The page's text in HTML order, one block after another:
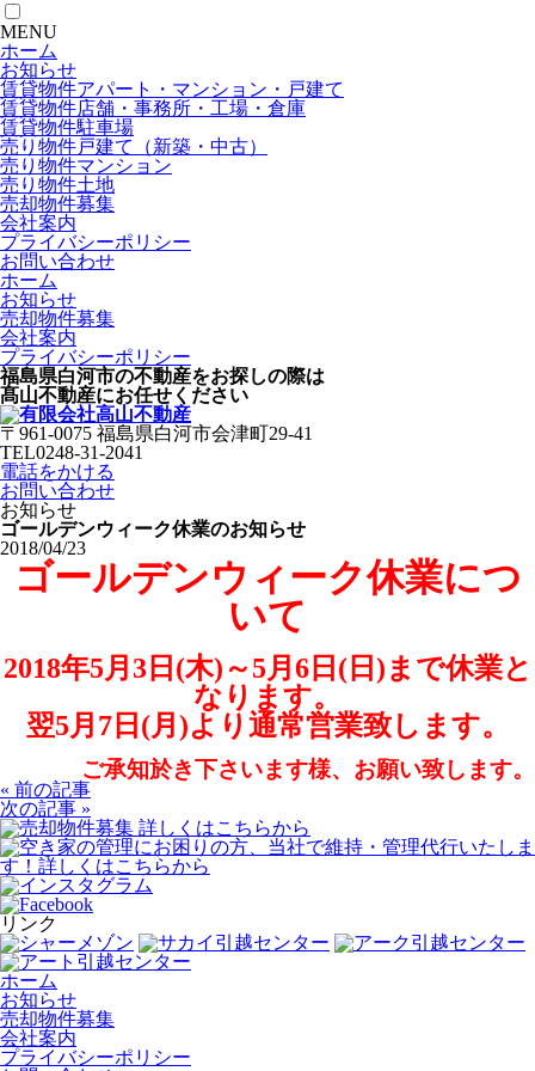
MENU
ホーム
お知らせ
賃貸物件アパート・マンション・戸建て
賃貸物件店舗・事務所・工場・倉庫
賃貸物件駐車場
売り物件戸建て（新築・中古）
売り物件マンション
売り物件土地
売却物件募集
会社案内
プライバシーポリシー
お問い合わせ
ホーム
お知らせ
売却物件募集
会社案内
プライバシーポリシー
福島県白河市の不動産をお探しの際は
髙山不動産にお任せください
〒961-0075 福島県白河市会津町29-41
TEL0248-31-2041
電話をかける
お問い合わせ
お知らせ
ゴールデンウィーク休業のお知らせ
2018/04/23
ゴールデンウィーク休業につ
いて
2018年5月3日(木)～5月 6日(日)まで休業と
なります。
翌5月7日(月)より通常営業致します。
ご承知於き下さいます様、お願い致します。
« 前の記事
次の記事 »
リンク
ホーム
お知らせ
売却物件募集
会社案内
プライバシーポリシー